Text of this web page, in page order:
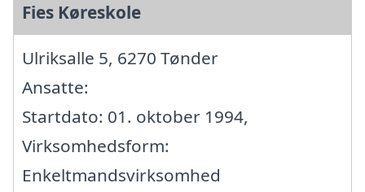
Fies Køreskole
Ulriksalle 5, 6270 Tønder
Ansatte:
Startdato: 01. oktober 1994,
Virksomhedsform:
Enkeltmandsvirksomhed